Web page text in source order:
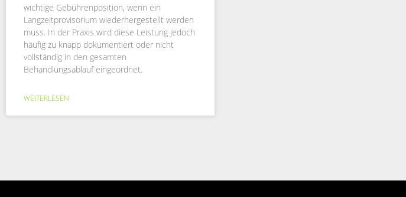
wichtige Gebührenposition, wenn ein
Langzeitprovisorium wiederhergestellt werden
muss. In der Praxis wird diese Leistung jedoch
häufig zu knapp dokumentiert oder nicht
vollständig in den gesamten
Behandlungsablauf eingeordnet.
WEITERLESEN